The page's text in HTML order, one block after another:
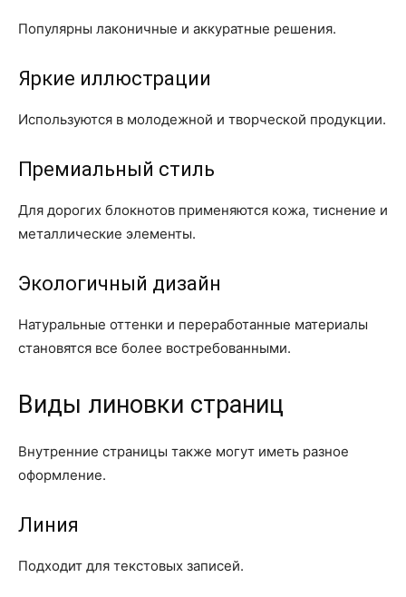
Популярны лаконичные и аккуратные решения.
Яркие иллюстрации
Используются в молодежной и творческой продукции.
Премиальный стиль
Для дорогих блокнотов применяются кожа, тиснение и
металлические элементы.
Экологичный дизайн
Натуральные оттенки и переработанные материалы
становятся все более востребованными.
Виды линовки страниц
Внутренние страницы также могут иметь разное
оформление.
Линия
Подходит для текстовых записей.